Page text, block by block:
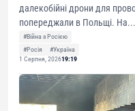
далекобійні дрони для
попереджали в Польщі. На...
#Війна з Росією
#Росія
#Україна
1 Серпня, 202619:19